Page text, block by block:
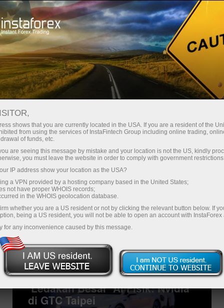
For Traders Forex Analytics Photonews
‘Ledakan Besar’ AI Fisik: Nvidia
di GTC Taipei
shows that you are currently located in the USA. If you are a resident of the
from using the services of InstaFintech Group including online trading,
of funds, etc.
are seeing this message by mistake and your location is not the US, kindly
you must leave the website in order to comply with government
IP address show your location as the USA?
a VPN provided by a hosting company based in the United States;
not have proper WHOIS records;
in the WHOIS geolocation database.
whether you are a US resident or not by clicking the relevant button below. If
being a US resident, you will not be able to open an account with InstaForex
for any inconvenience caused by this message.